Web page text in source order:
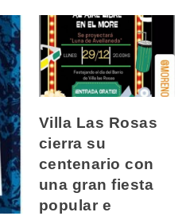
Villa Las Rosas
cierra su
centenario con
una gran fiesta
popular e